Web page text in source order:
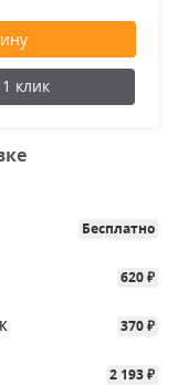
клик
Бесплатно
620 ₽
370 ₽
2 193 ₽